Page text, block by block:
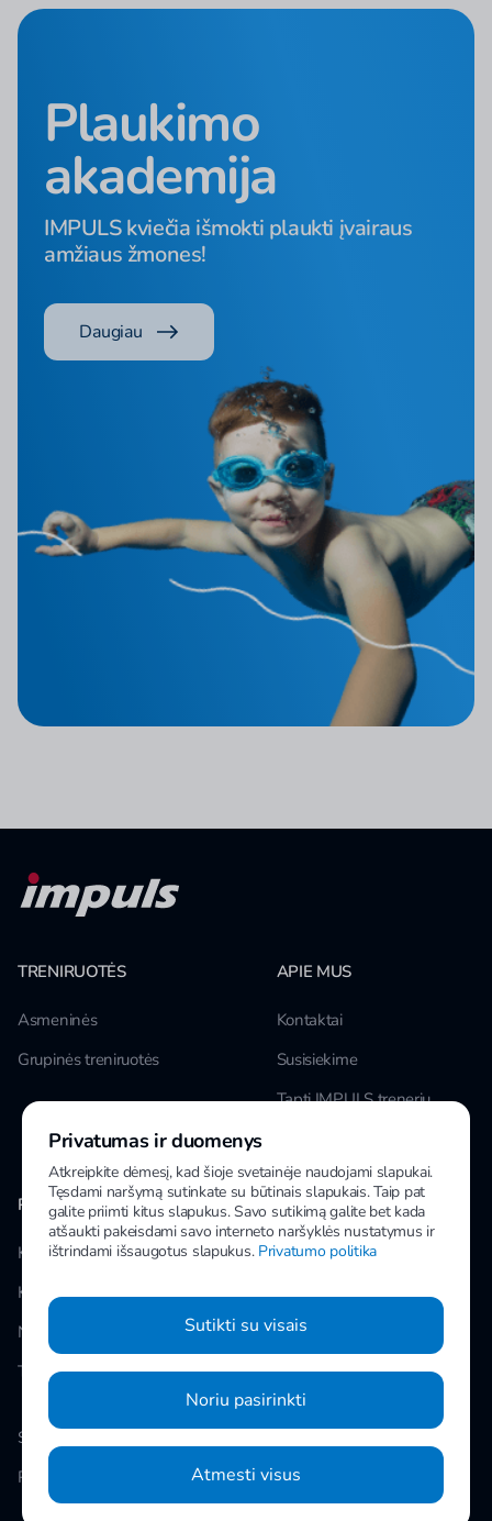
Plaukimo
akademija
IMPULS kviečia išmokti plaukti įvairaus
amžiaus žmones!
Daugiau
TRENIRUOTĖS
Asmeninės
Grupinės treniruotės
APIE MUS
Kontaktai
Susisiekime
Tapti IMPULS treneriu
PAPILDOMA INFORMACIJA
Klubai
Kainos
Naujienos
Taisyklės
MANO IMPULS
Facebook
Instagram
Slapukų nustatymai
Privatumo politika
Privatumas ir duomenys
Atkreipkite dėmesį, kad šioje svetainėje naudojami slapukai.
Tęsdami naršymą sutinkate su būtinais slapukais. Taip pat
galite priimti kitus slapukus. Savo sutikimą galite bet kada
atšaukti pakeisdami savo interneto naršyklės nustatymus ir
ištrindami išsaugotus slapukus. Privatumo politika
Sutikti su visais
Noriu pasirinkti
Atmesti visus